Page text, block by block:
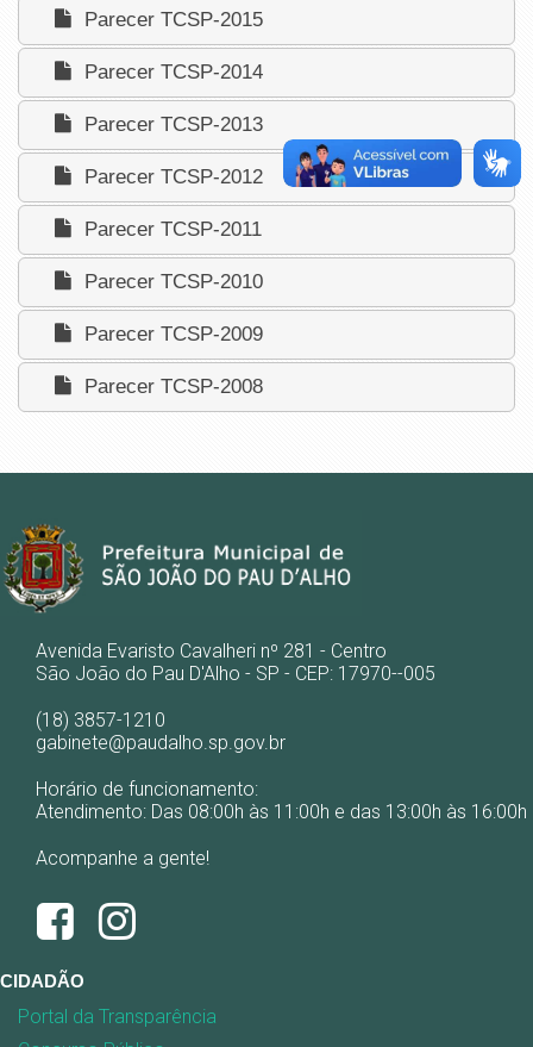
Parecer TCSP-2015
Parecer TCSP-2014
Parecer TCSP-2013
Parecer TCSP-2012
Parecer TCSP-2011
Parecer TCSP-2010
Parecer TCSP-2009
Parecer TCSP-2008
Avenida Evaristo Cavalheri nº 281 - Centro
São João do Pau D'Alho - SP - CEP: 17970--005
(18) 3857-1210
gabinete@paudalho.sp.gov.br
Horário de funcionamento:
Atendimento: Das 08:00h às 11:00h e das 13:00h às 16:00h
Acompanhe a gente!
CIDADÃO
Portal da Transparência